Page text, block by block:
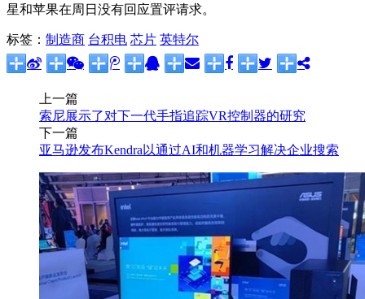
星和苹果在周日没有回应置评请求。
标签： 制造商 台积电 芯片 英特尔
上一篇
索尼展示了对下一代手指追踪VR控制器的研究
下一篇
亚马逊发布Kendra以通过AI和机器学习解决企业搜索